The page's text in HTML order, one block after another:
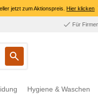
jetzt zum Aktionspreis.Hier klicken
Für
Hygiene & Waschen